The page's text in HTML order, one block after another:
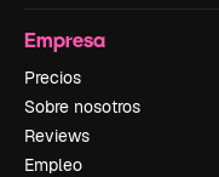
Empresa
Precios
Sobre nosotros
Reviews
Empleo